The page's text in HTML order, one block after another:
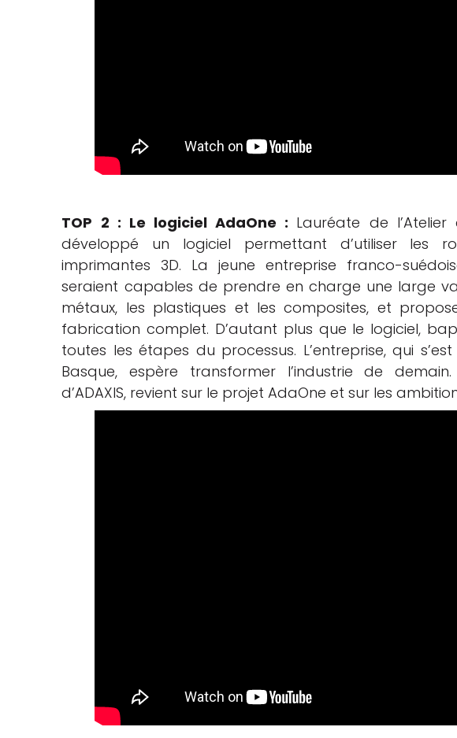
TOP 2 : Le logiciel AdaOne : Lauréate de l’Atelier
développé un logiciel permettant d’utiliser les
imprimantes 3D. La jeune entreprise franco-
seraient capables de prendre en charge une large
métaux, les plastiques et les composites, et
fabrication complet. D’autant plus que le logiciel,
toutes les étapes du processus. L’entreprise, qui
Basque, espère transformer l’industrie de
d’ADAXIS, revient sur le projet AdaOne et sur les